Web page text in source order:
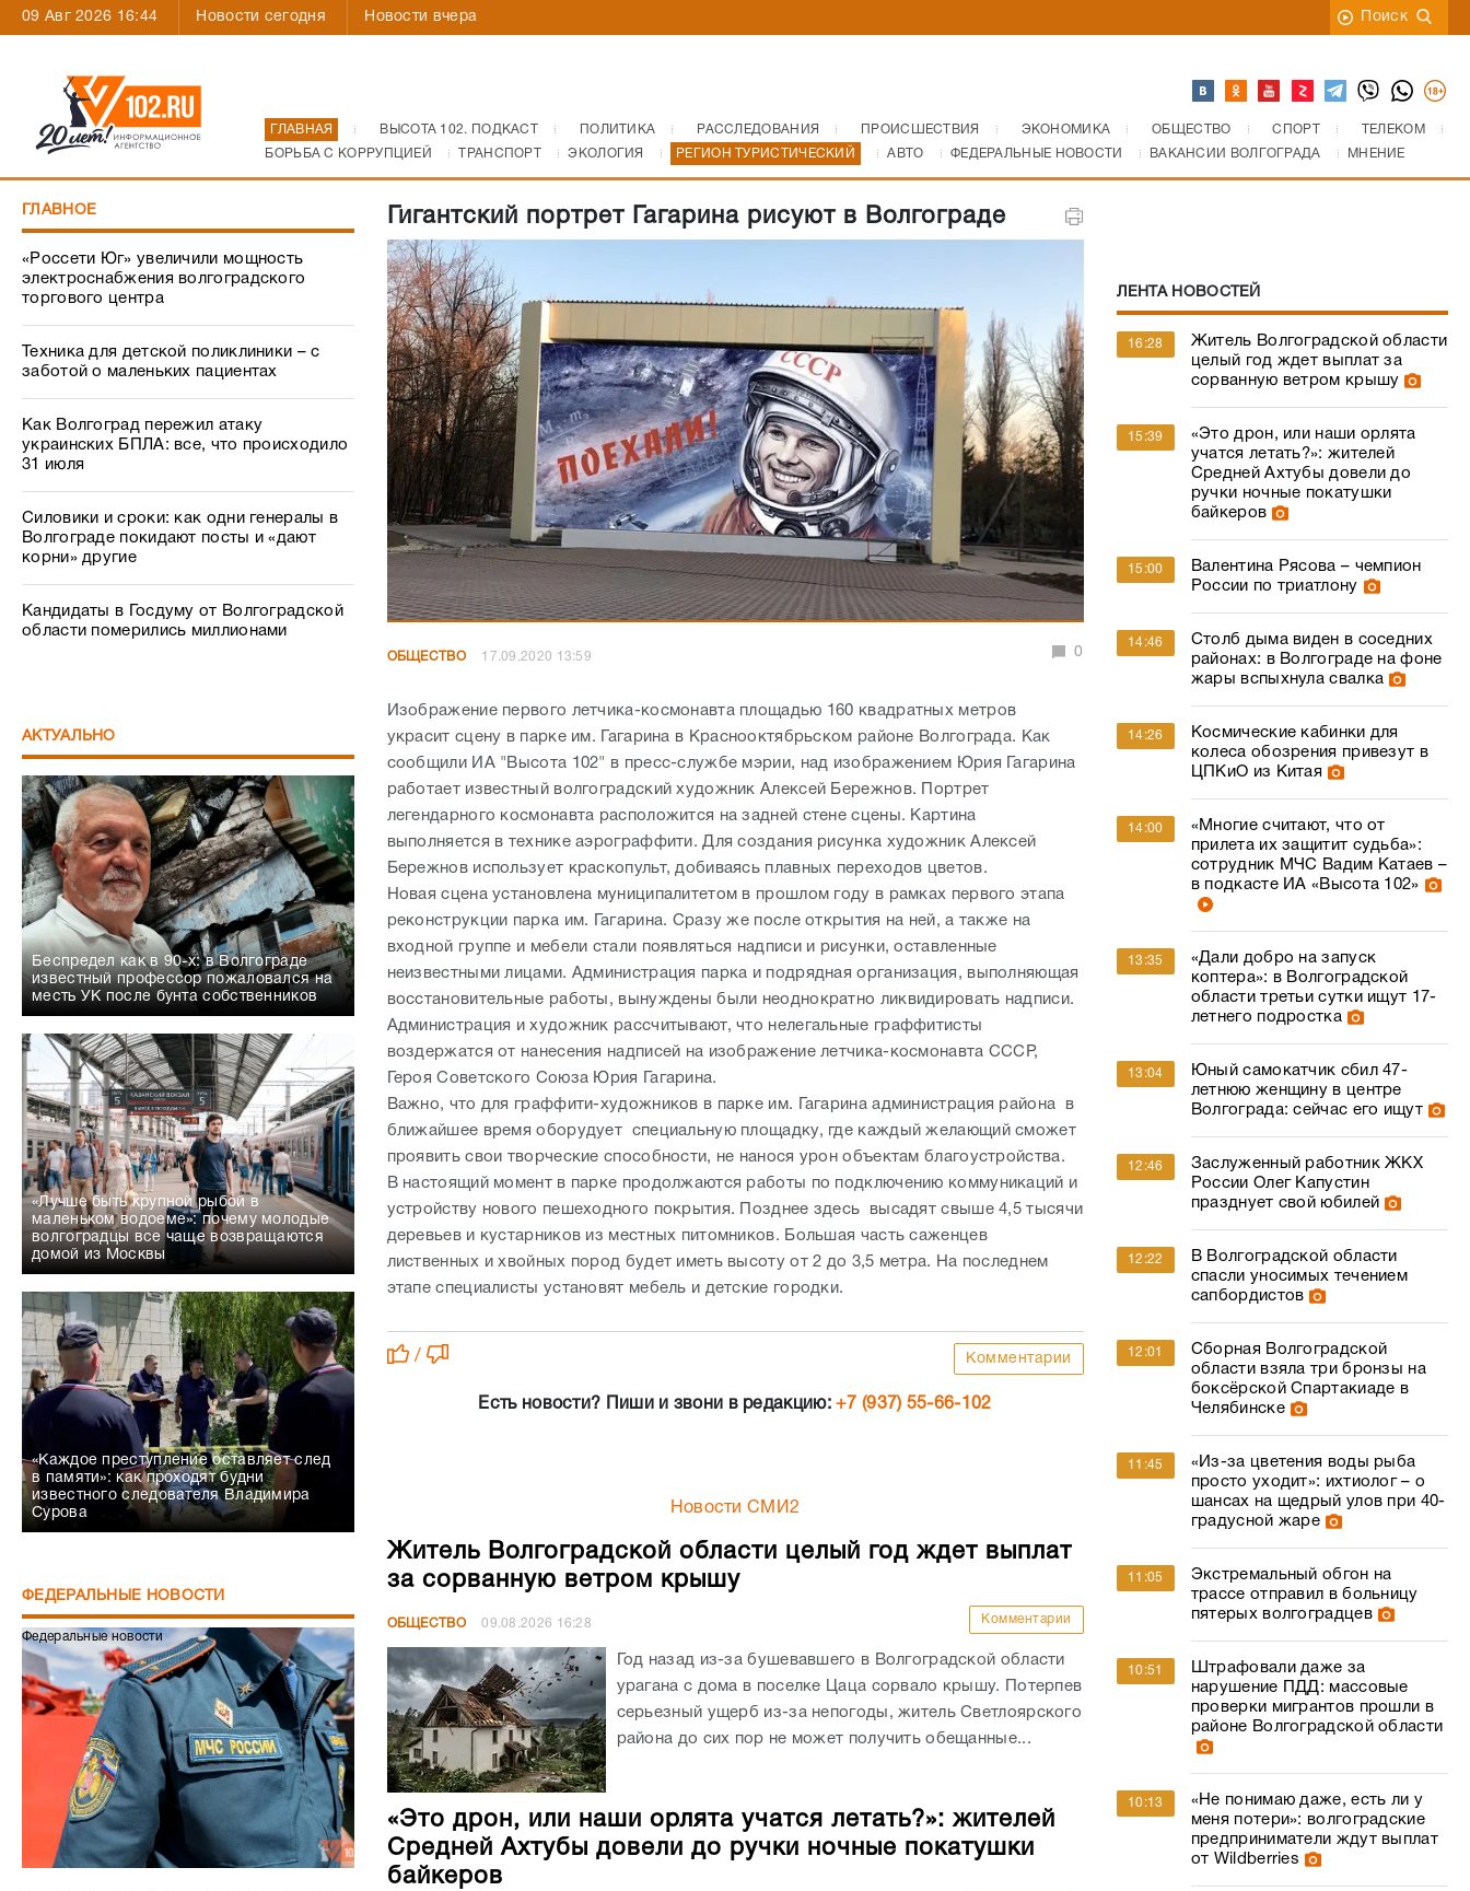
09 Авг 2026 16:44 Новости сегодня Новости вчера Поиск
ГЛАВНАЯ ВЫСОТА 102. ПОДКАСТ ПОЛИТИКА РАССЛЕДОВАНИЯ ПРОИСШЕСТВИЯ ЭКОНОМИКА ОБЩЕСТВО СПОРТ
ТЕЛЕКОМ
БОРЬБА С КОРРУПЦИЕЙ
ТРАНСПОРТ ЭКОЛОГИЯ РЕГИОН ТУРИСТИЧЕСКИЙ АВТО ФЕДЕРАЛЬНЫЕ НОВОСТИ ВАКАНСИИ ВОЛГОГРАДА МНЕНИЕ
ГЛАВНОЕ
«Россети Юг» увеличили мощность
электроснабжения волгоградского
торгового центра
Техника для детской поликлиники – с
заботой о маленьких пациентах
Как Волгоград пережил атаку
украинских БПЛА: все, что происходило
31 июля
Силовики и сроки: как одни генералы в
Волгограде покидают посты и «дают
корни» другие
Кандидаты в Госдуму от Волгоградской
области померились миллионами
АКТУАЛЬНО
Беспредел как в 90-х: в Волгограде
известный профессор пожаловался на
месть УК после бунта собственников
«Лучше быть крупной рыбой в
маленьком водоеме»: почему молодые
волгоградцы все чаще возвращаются
домой из Москвы
«Каждое преступление оставляет след
в памяти»: как проходят будни
известного следователя Владимира
Сурова
ФЕДЕРАЛЬНЫЕ НОВОСТИ
Федеральные новости
Гигантский портрет Гагарина рисуют в Волгограде
ОБЩЕСТВО 17.09.2020 13:59 0
Изображение первого летчика-космонавта площадью 160 квадратных метров
украсит сцену в парке им. Гагарина в Краснооктябрьском районе Волгограда. Как
сообщили ИА "Высота 102" в пресс-службе мэрии, над изображением Юрия Гагарина
работает известный волгоградский художник Алексей Бережнов. Портрет
легендарного космонавта расположится на задней стене сцены. Картина
выполняется в технике аэрограффити. Для создания рисунка художник Алексей
Бережнов использует краскопульт, добиваясь плавных переходов цветов.
Новая сцена установлена муниципалитетом в прошлом году в рамках первого этапа
реконструкции парка им. Гагарина. Сразу же после открытия на ней, а также на
входной группе и мебели стали появляться надписи и рисунки, оставленные
неизвестными лицами. Администрация парка и подрядная организация, выполняющая
восстановительные работы, вынуждены были неоднократно ликвидировать надписи.
Администрация и художник рассчитывают, что нелегальные граффитисты
воздержатся от нанесения надписей на изображение летчика-космонавта СССР,
Героя Советского Союза Юрия Гагарина.
Важно, что для граффити-художников в парке им. Гагарина администрация района в
ближайшее время оборудует специальную площадку, где каждый желающий сможет
проявить свои творческие способности, не нанося урон объектам благоустройства.
В настоящий момент в парке продолжаются работы по подключению коммуникаций и
устройству нового пешеходного покрытия. Позднее здесь высадят свыше 4,5 тысячи
деревьев и кустарников из местных питомников. Большая часть саженцев
лиственных и хвойных пород будет иметь высоту от 2 до 3,5 метра. На последнем
этапе специалисты установят мебель и детские городки.
/ Комментарии
Есть новости? Пиши и звони в редакцию:+7 (937) 55-66-102
Новости СМИ2
Житель Волгоградской области целый год ждет выплат
за сорванную ветром крышу
ОБЩЕСТВО 09.08.2026 16:28 Комментарии
Год назад из-за бушевавшего в Волгоградской области
урагана с дома в поселке Цаца сорвало крышу. Потерпев
серьезный ущерб из-за непогоды, житель Светлоярского
района до сих пор не может получить обещанные...
«Это дрон, или наши орлята учатся летать?»: жителей
Средней Ахтубы довели до ручки ночные покатушки
байкеров
ЛЕНТА НОВОСТЕЙ
16:28
Житель Волгоградской области
целый год ждет выплат за
сорванную ветром крышу
15:39
«Это дрон, или наши орлята
учатся летать?»: жителей
Средней Ахтубы довели до
ручки ночные покатушки
байкеров
15:00
Валентина Рясова – чемпион
России по триатлону
14:46
Столб дыма виден в соседних
районах: в Волгограде на фоне
жары вспыхнула свалка
14:26
Космические кабинки для
колеса обозрения привезут в
ЦПКиО из Китая
14:00
«Многие считают, что от
прилета их защитит судьба»:
сотрудник МЧС Вадим Катаев –
в подкасте ИА «Высота 102»
13:35
«Дали добро на запуск
коптера»: в Волгоградской
области третьи сутки ищут 17-
летнего подростка
13:04
Юный самокатчик сбил 47-
летнюю женщину в центре
Волгограда: сейчас его ищут
12:46
Заслуженный работник ЖКХ
России Олег Капустин
празднует свой юбилей
12:22
В Волгоградской области
спасли уносимых течением
сапбордистов
12:01
Сборная Волгоградской
области взяла три бронзы на
боксёрской Спартакиаде в
Челябинске
11:45
«Из-за цветения воды рыба
просто уходит»: ихтиолог – о
шансах на щедрый улов при 40-
градусной жаре
11:05
Экстремальный обгон на
трассе отправил в больницу
пятерых волгоградцев
10:51
Штрафовали даже за
нарушение ПДД: массовые
проверки мигрантов прошли в
районе Волгоградской области
10:13
«Не понимаю даже, есть ли у
меня потери»: волгоградские
предприниматели ждут выплат
от Wildberries